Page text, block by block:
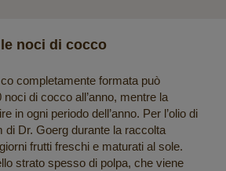
noci di cocco
completamente formata può
noci di cocco all’anno, mentre la
in ogni periodo dell’anno. Per l’olio di
di Dr. Goerg durante la raccolta
frutti freschi e maturati al sole.
strato spesso di polpa, che viene